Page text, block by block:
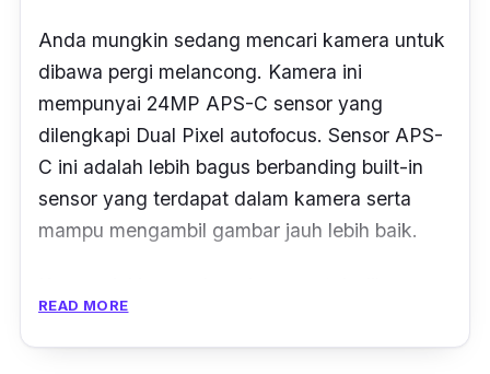
Anda mungkin sedang mencari kamera untuk
dibawa pergi melancong. Kamera ini
mempunyai 24MP APS-C sensor yang
dilengkapi Dual Pixel autofocus. Sensor APS-
C ini adalah lebih bagus berbanding built-in
sensor yang terdapat dalam kamera serta
mampu mengambil gambar jauh lebih baik.
kemana sahaja dengan berat hanya 302g
sahaja. Bukan itu sahaja, ianya
READ MORE